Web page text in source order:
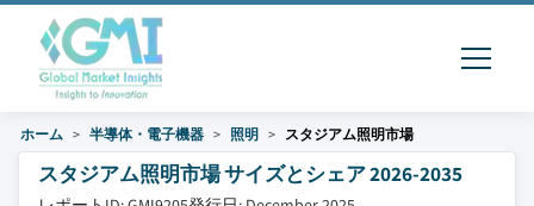
ホーム 半導体・電子機器 照明 スタジアム照明市場
スタジアム照明市場 サイズとシェア 2026-2035